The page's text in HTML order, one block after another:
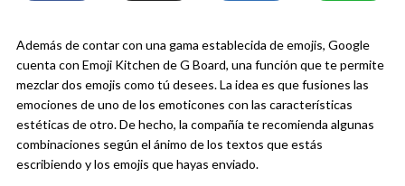
Además de contar con una gama establecida de emojis, Google
cuenta con Emoji Kitchen de G Board, una función que te permite
mezclar dos emojis como tú desees. La idea es que fusiones las
emociones de uno de los emoticones con las características
estéticas de otro. De hecho, la compañía te recomienda algunas
combinaciones según el ánimo de los textos que estás
escribiendo y los emojis que hayas enviado.